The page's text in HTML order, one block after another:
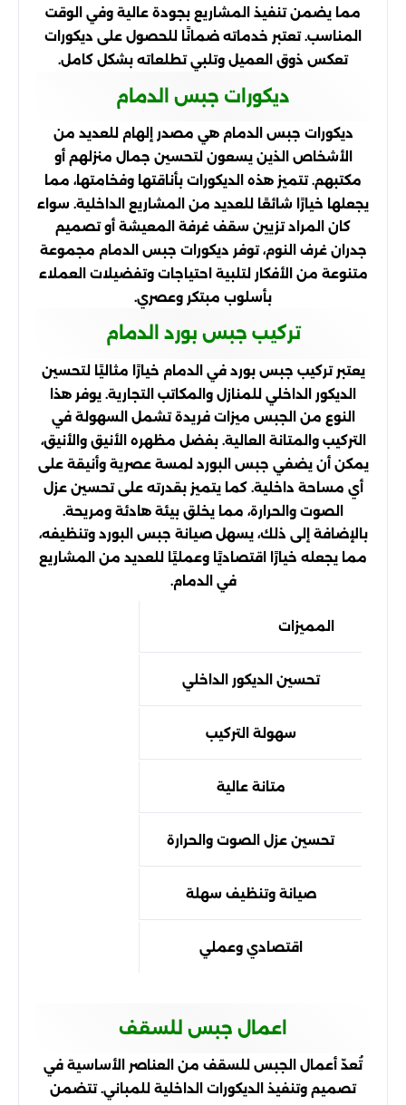
مما يضمن تنفيذ المشاريع بجودة عالية وفي الوقت
المناسب. تعتبر خدماته ضمانًا للحصول على ديكورات
تعكس ذوق العميل وتلبي تطلعاته بشكل كامل.
ديكورات جبس الدمام
ديكورات جبس الدمام هي مصدر إلهام للعديد من
الأشخاص الذين يسعون لتحسين جمال منزلهم أو
مكتبهم. تتميز هذه الديكورات بأناقتها وفخامتها، مما
يجعلها خيارًا شائعًا للعديد من المشاريع الداخلية. سواء
كان المراد تزيين سقف غرفة المعيشة أو تصميم
جدران غرف النوم، توفر ديكورات جبس الدمام مجموعة
متنوعة من الأفكار لتلبية احتياجات وتفضيلات العملاء
بأسلوب مبتكر وعصري.
تركيب جبس بورد الدمام
يعتبر تركيب جبس بورد في الدمام خيارًا مثاليًا لتحسين
الديكور الداخلي للمنازل والمكاتب التجارية. يوفر هذا
النوع من الجبس ميزات فريدة تشمل السهولة في
التركيب والمتانة العالية. بفضل مظهره الأنيق والأنيق،
يمكن أن يضفي جبس البورد لمسة عصرية وأنيقة على
أي مساحة داخلية. كما يتميز بقدرته على تحسين عزل
الصوت والحرارة، مما يخلق بيئة هادئة ومريحة.
بالإضافة إلى ذلك، يسهل صيانة جبس البورد وتنظيفه،
مما يجعله خيارًا اقتصاديًا وعمليًا للعديد من المشاريع
في الدمام.
المميزات
تحسين الديكور الداخلي
سهولة التركيب
متانة عالية
تحسين عزل الصوت والحرارة
صيانة وتنظيف سهلة
اقتصادي وعملي
اعمال جبس للسقف
تُعدّ أعمال الجبس للسقف من العناصر الأساسية في
تصميم وتنفيذ الديكورات الداخلية للمباني. تتضمن